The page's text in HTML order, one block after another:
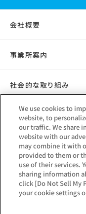
会社概要
事業所案内
社会的な取り組み
採用情報
グループ会社
We use cookies to
website, to
our traffic. We share
website with our
may combine it with
provided to them or
use of their services.
sharing information
click [Do Not Sell My
your cookie settings